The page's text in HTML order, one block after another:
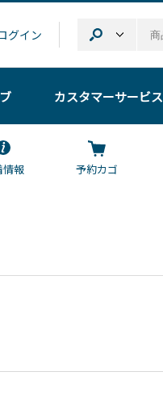
グイン
カスタマーサービス
情報 予約カゴ